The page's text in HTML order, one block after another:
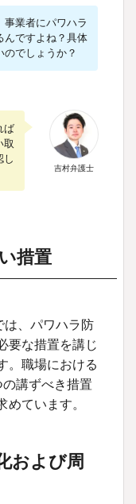
事業者にパワハラ
んですよね？具体
のでしょうか？
吉村弁護士
ば
取
し
措置
は、パワハラ防
要な措置を講じ
。職場における
講ずべき措置
めています。
および周